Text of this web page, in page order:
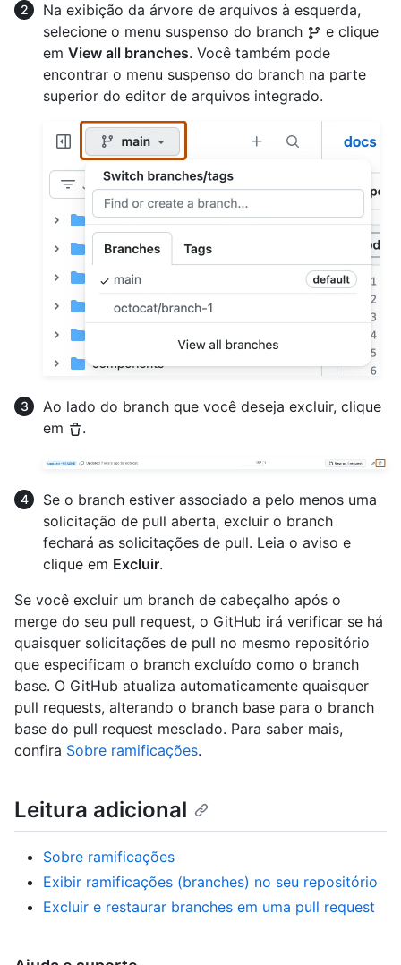
Na exibição da árvore de arquivos à esquerda,
selecione o menu suspenso do branch
e clique
em View all branches. Você também pode
encontrar o menu suspenso do branch na parte
superior do editor de arquivos integrado.
Ao lado do branch que você deseja excluir, clique
em
.
Se o branch estiver associado a pelo menos uma
solicitação de pull aberta, excluir o branch
fechará as solicitações de pull. Leia o aviso e
clique em Excluir.
Se você excluir um branch de cabeçalho após o
merge do seu pull request, o GitHub irá verificar se há
quaisquer solicitações de pull no mesmo repositório
que especificam o branch excluído como o branch
base. O GitHub atualiza automaticamente quaisquer
pull requests, alterando o branch base para o branch
base do pull request mesclado. Para saber mais,
confira Sobre ramificações.
Leitura adicional
Sobre ramificações
Exibir ramificações (branches) no seu repositório
Excluir e restaurar branches em uma pull request